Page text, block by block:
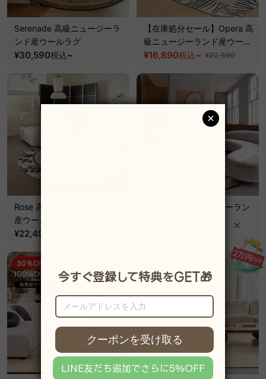
Serenade 高級ニュージーラ
ンド産ウールラグ
¥30,590税込~
【在庫処分セール】Opera 高
級ニュージーランド産ウール
ラグ
¥16,890税込~ ¥22,590
Rose 高級ニュージーランド
産ウールラグ
¥22,490
Rococo 高級ニュージーラン
30％OFF